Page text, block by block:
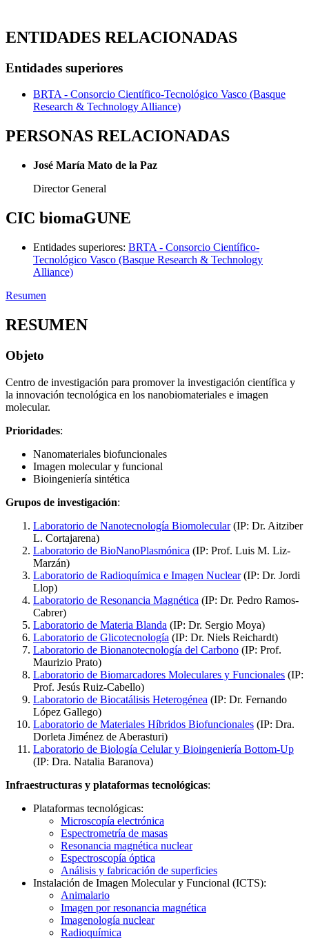
ENTIDADES RELACIONADAS
Entidades superiores
BRTA - Consorcio Científico-Tecnológico Vasco (Basque
Research & Technology Alliance)
PERSONAS RELACIONADAS
José María Mato de la Paz
Director General
CIC biomaGUNE
Entidades superiores: BRTA - Consorcio Científico-
Tecnológico Vasco (Basque Research & Technology
Alliance)
Resumen
RESUMEN
Objeto
Centro de investigación para promover la investigación científica y
la innovación tecnológica en los nanobiomateriales e imagen
molecular.
Prioridades:
Nanomateriales biofuncionales
Imagen molecular y funcional
Bioingeniería sintética
Grupos de investigación:
Laboratorio de Nanotecnología Biomolecular(IP: Dr. Aitziber
L. Cortajarena)
Laboratorio de BioNanoPlasmónica (IP: Prof. Luis M. Liz-
Marzán)
Laboratorio de Radioquímica e Imagen Nuclear(IP: Dr. Jordi
Llop)
Laboratorio de Resonancia Magnética (IP: Dr. Pedro Ramos-
Cabrer)
Laboratorio de Materia Blanda (IP: Dr. Sergio Moya)
Laboratorio de Glicotecnología (IP: Dr. Niels Reichardt)
Laboratorio de Bionanotecnología del Carbono (IP: Prof.
Maurizio Prato)
Laboratorio de Biomarcadores Moleculares y Funcionales (IP:
Prof. Jesús Ruiz-Cabello)
Laboratorio de Biocatálisis Heterogénea (IP: Dr. Fernando
López Gallego)
Laboratorio de Materiales Híbridos Biofuncionales (IP: Dra.
Dorleta Jiménez de Aberasturi)
Laboratorio de Biología Celular y Bioingeniería Bottom-Up
(IP: Dra. Natalia Baranova)
Infraestructuras y plataformas tecnológicas:
Plataformas tecnológicas:
Microscopía electrónica
Espectrometría de masas
Resonancia magnética nuclear
Espectroscopía óptica
Análisis y fabricación de superficies
Instalación de Imagen Molecular y Funcional (ICTS):
Animalario
Imagen por resonancia magnética
Imagenología nuclear
Radioquímica